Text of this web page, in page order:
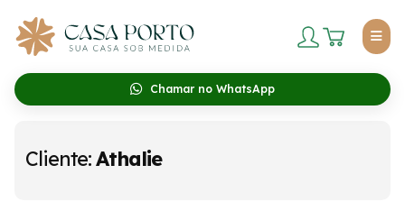
Chamar no WhatsApp
Cliente:Athalie